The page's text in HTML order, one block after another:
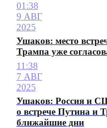
01:38
9 АВГ
2025
Ушаков: место
Трампа уже
11:38
7 АВГ
2025
Ушаков: Россия и
о встрече Путина и
ближайшие дни